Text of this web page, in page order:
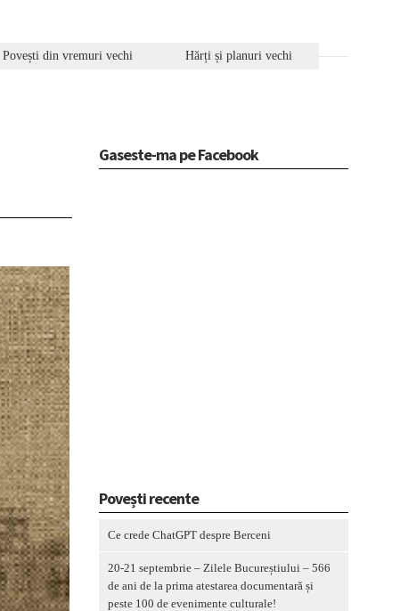
Povești din vremuri vechi Hărți și planuri vechi
Gaseste-ma pe Facebook
Povești recente
Ce crede ChatGPT despre Berceni
20-21 septembrie – Zilele Bucureștiului – 566
de ani de la prima atestarea documentară și
peste 100 de evenimente culturale!